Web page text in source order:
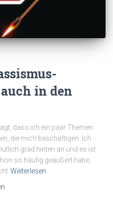
in den
dass ich ein paar Themen
die mich beschäftigen. Ich
grad hinten an und es ist
so häufig geäußert habe,
Weiterlesen